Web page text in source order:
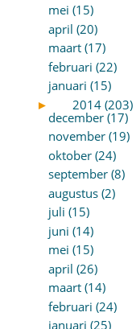
mei (15)
april (20)
maart (17)
februari (22)
januari (15)
►
2014 (203)
december (17)
november (19)
oktober (24)
september (8)
augustus (2)
juli (15)
juni (14)
mei (15)
april (26)
maart (14)
februari (24)
januari (25)